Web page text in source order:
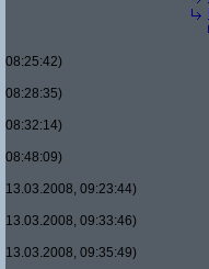
08:25:42)
08:28:35)
08:32:14)
08:48:09)
13.03.2008, 09:23:44)
13.03.2008, 09:33:46)
13.03.2008, 09:35:49)